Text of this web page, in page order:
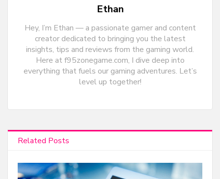
Ethan
Hey, I’m Ethan — a passionate gamer and content
creator dedicated to bringing you the latest
insights, tips and reviews from the gaming world.
Here at f95zonegame.com, I dive deep into
everything that fuels our gaming adventures. Let’s
level up together!
Related Posts